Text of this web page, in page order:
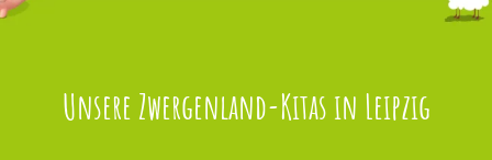
Unsere Zwergenland-Kitas in Leipzig